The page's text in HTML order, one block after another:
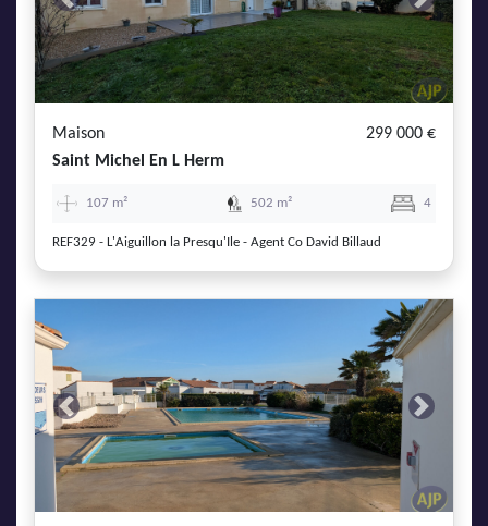
Previous Next
Maison
299 000 €
Saint Michel En L Herm
107 m² 502 m² 4
REF329 - L'Aiguillon la Presqu'Ile - Agent Co David Billaud
Previous Next